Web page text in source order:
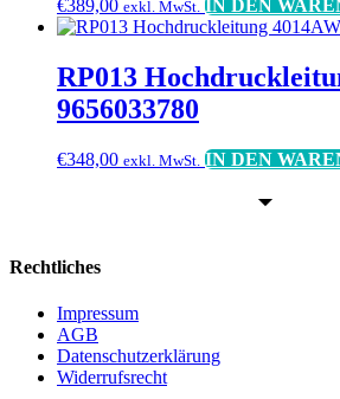
€389,00 exkl. MwSt. IN DEN
RP013
9656033780
€348,00 exkl. MwSt. IN DEN
Rechtliches
Impressum
AGB
Datenschutzerklärung
Widerrufsrecht